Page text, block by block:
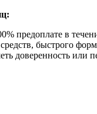
предоплате в
быстрого
доверенность или